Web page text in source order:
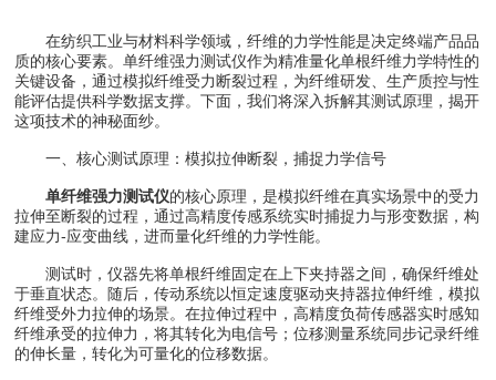
在纺织工业与材料科学领域，纤维的力学性能是决定终端产品品
质的核心要素。单纤维强力测试仪作为精准量化单根纤维力学特性的
关键设备，通过模拟纤维受力断裂过程，为纤维研发、生产质控与性
能评估提供科学数据支撑。下面，我们将深入拆解其测试原理，揭开
这项技术的神秘面纱。
一、核心测试原理：模拟拉伸断裂，捕捉力学信号
单纤维强力测试仪的核心原理，是模拟纤维在真实场景中的受力
拉伸至断裂的过程，通过高精度传感系统实时捕捉力与形变数据，构
建应力-应变曲线，进而量化纤维的力学性能。
测试时，仪器先将单根纤维固定在上下夹持器之间，确保纤维处
于垂直状态。随后，传动系统以恒定速度驱动夹持器拉伸纤维，模拟
纤维受外力拉伸的场景。在拉伸过程中，高精度负荷传感器实时感知
纤维承受的拉伸力，将其转化为电信号；位移测量系统同步记录纤维
的伸长量，转化为可量化的位移数据。